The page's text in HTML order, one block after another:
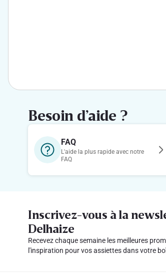
Besoin d’aide ?
FAQ
L'aide la plus rapide avec notre
FAQ
Inscrivez-vous à la
Delhaize
Recevez chaque semaine les meilleures
l'inspiration pour vos assiettes dans votre